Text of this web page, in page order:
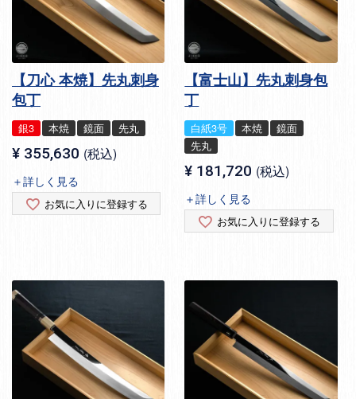
【刀心 本焼】先丸刺身
包丁
銀3 本焼 鏡面 先丸
¥ 355,630 税込
＋詳しく見る
お気に入りに登録する
【富士山】先丸刺身包
丁
白紙3号 本焼
鏡面
先丸
¥ 181,720 税込
＋詳しく見る
お気に入りに登録する